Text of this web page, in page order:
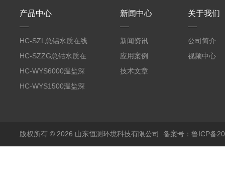
产品中心
HC-SZL总铝水质在线
分析仪
HC-SZZG总钴水质在
线分析仪
HC-WYS6000温盐深
分析仪
HC-WYS1500温盐深
新闻中心
新闻资讯
应用案例
技术文章
关于我们
公司简介
视频中心
版权所有 © 2026 山东恒测环境科技有限公司 备案号：鲁ICP备